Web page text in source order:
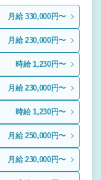
月給 330,000円〜
月給 230,000円〜
時給 1,230円〜
月給 230,000円〜
時給 1,230円〜
月給 250,000円〜
月給 230,000円〜